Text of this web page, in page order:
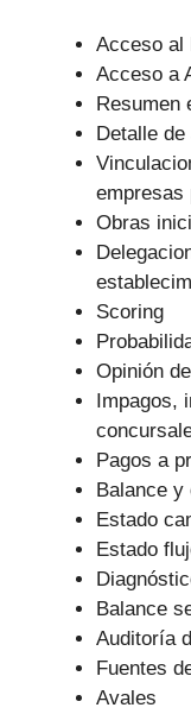
Acceso al
Acceso a
Resumen
Detalle
Obras
Scoring
Opinión
Impagos,
Pagos a
Balance
Estado
Estado
Balance
Auditoría
Fuentes
Avales